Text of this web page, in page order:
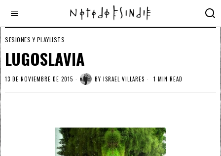
SESIONES Y PLAYLISTS
LUGOSLAVIA
13 DE NOVIEMBRE DE 2015 BY ISRAEL VILLARES 1 MIN READ